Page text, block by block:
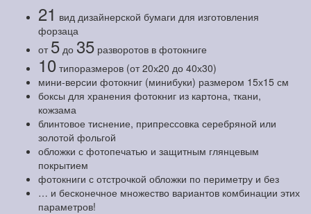
21 вид дизайнерской бумаги для изготовления
форзаца
от 5 до 35 разворотов в фотокниге
10 типоразмеров (от 20х20 до 40х30)
мини-версии фотокниг (минибуки) размером 15х15 см
боксы для хранения фотокниг из картона, ткани,
кожзама
блинтовое тиснение, припрессовка серебряной или
золотой фольгой
обложки с фотопечатью и защитным глянцевым
покрытием
фотокниги с отстрочкой обложки по периметру и без
… и бесконечное множество вариантов комбинации этих
параметров!